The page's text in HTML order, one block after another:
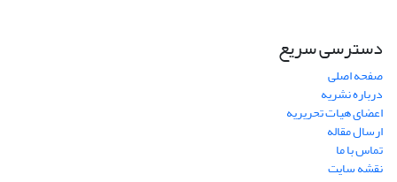
دسترسی سریع
صفحه اصلی
درباره نشریه
اعضای هیات تحریریه
ارسال مقاله
تماس با ما
نقشه سایت